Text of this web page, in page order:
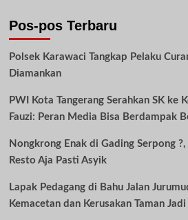
Pos-pos Terbaru
Polsek Karawaci Tangkap Pelaku
Diamankan
PWI Kota Tangerang Serahkan SK ke
Fauzi: Peran Media Bisa Berdampak
Nongkrong Enak di Gading Serpong
Resto Aja Pasti Asyik
Lapak Pedagang di Bahu Jalan
Kemacetan dan Kerusakan Taman